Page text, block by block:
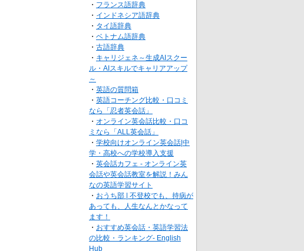
・ フランス語辞典
・ インドネシア語辞典
・ タイ語辞典
・ ベトナム語辞典
・ 古語辞典
・ キャリジェネ～生成AIスクー
ル・AIスキルでキャリアアップ
～
・ 英語の質問箱
・ 英語コーチング比較・口コミ
なら「忍者英会話」
・ オンライン英会話比較・口コ
ミなら「ALL英会話」
・ 学校向けオンライン英会話|中
学・高校への学校導入支援
・ 英会話カフェ - オンライン英
会話や英会話教室を解説！みん
なの英語学習サイト
・ おうち部 | 不登校でも、持病が
あっても、人生なんとかなって
ます！
・ おすすめ英会話・英語学習法
の比較・ランキング- English
Hub